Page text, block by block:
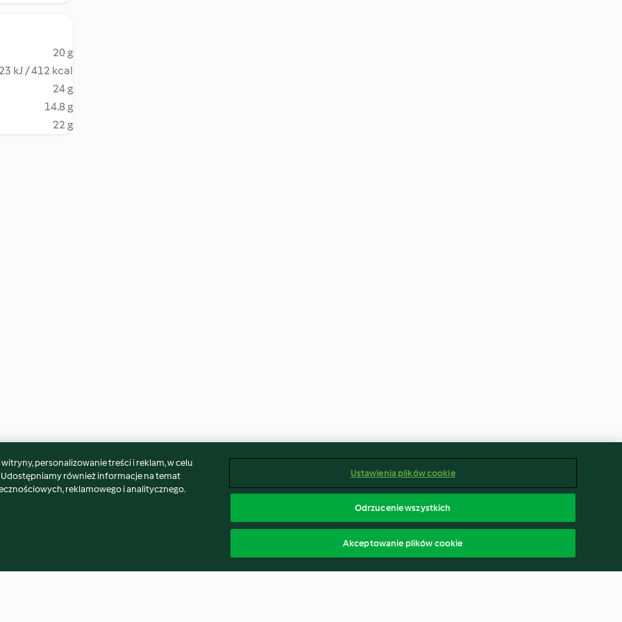
20 g
kJ / 412 kcal
24 g
14.8 g
22 g
personalizowanie treści i reklam, w celu
również informacje na temat
reklamowego i analitycznego.
Ustawienia plików cookie
Odrzucenie wszystkich
Akceptowanie plików cookie